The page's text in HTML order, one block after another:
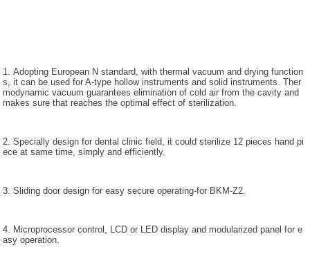
1. Adopting European N standard, with thermal vacuum and drying function
s, it can be used for A-type hollow instruments and solid instruments. Ther
modynamic vacuum guarantees elimination of cold air from the cavity and
makes sure that reaches the optimal effect of sterilization.
2. Specially design for dental clinic field, it could sterilize 12 pieces hand pi
ece at same time, simply and efficiently.
3. Sliding door design for easy secure operating-for BKM-Z2.
4. Microprocessor control, LCD or LED display and modularized panel for e
asy operation.